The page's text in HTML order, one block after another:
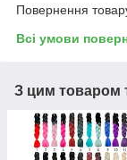
Повернення
Всі умови
З цим товаром